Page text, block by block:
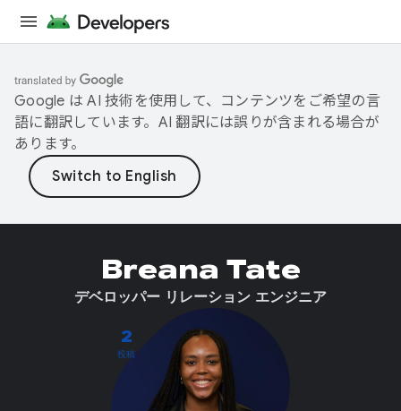
Google は AI 技術を使用して、コンテンツをご希望の言
語に翻訳しています。AI 翻訳には誤りが含まれる場合が
あります。
2
投稿
Breana Tate
デベロッパー リレーション エンジニア